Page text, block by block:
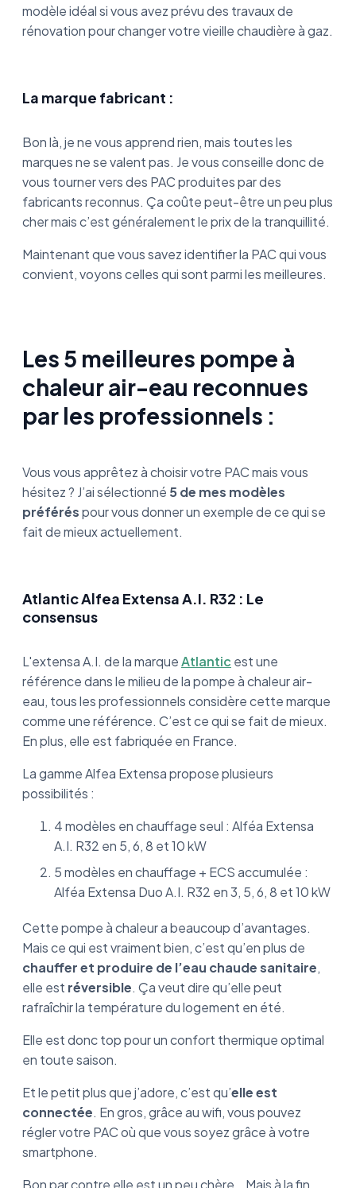
modèle idéal si vous avez prévu des travaux de
rénovation pour changer votre vieille chaudière à gaz.
La marque fabricant :
Bon là, je ne vous apprend rien, mais toutes les
marques ne se valent pas. Je vous conseille donc de
vous tourner vers des PAC produites par des
fabricants reconnus. Ça coûte peut-être un peu plus
cher mais c’est généralement le prix de la tranquillité.
Maintenant que vous savez identifier la PAC qui vous
convient, voyons celles qui sont parmi les meilleures.
Les 5 meilleures pompe à
chaleur air-eau reconnues
par les professionnels :
Vous vous apprêtez à choisir votre PAC mais vous
hésitez ? J’ai sélectionné 5 de mes modèles
préféréspour vous donner un exemple de ce qui se
fait de mieux actuellement.
Atlantic Alfea Extensa A.I. R32 : Le
consensus
L'extensa A.I. de la marqueAtlantic est une
référence dans le milieu de la pompe à chaleur air-
eau, tous les professionnels considère cette marque
comme une référence. C’est ce qui se fait de mieux.
En plus, elle est fabriquée en France.
La gamme Alfea Extensa propose plusieurs
possibilités :
4 modèles en chauffage seul : Alféa Extensa
A.I. R32 en 5, 6, 8 et 10 kW
5 modèles en chauffage + ECS accumulée :
Alféa Extensa Duo A.I. R32 en 3, 5, 6, 8 et 10 kW
Cette pompe à chaleur a beaucoup d’avantages.
Mais ce qui est vraiment bien, c’est qu’en plus de
chauffer et produire de l’eau chaude sanitaire,
elle est réversible. Ça veut dire qu’elle peut
rafraîchir la température du logement en été.
Elle est donc top pour un confort thermique optimal
en toute saison.
Et le petit plus que j’adore, c’est qu’elle est
connectée. En gros, grâce au wifi, vous pouvez
régler votre PAC où que vous soyez grâce à votre
smartphone.
Bon par contre elle est un peu chère… Mais à la fin,